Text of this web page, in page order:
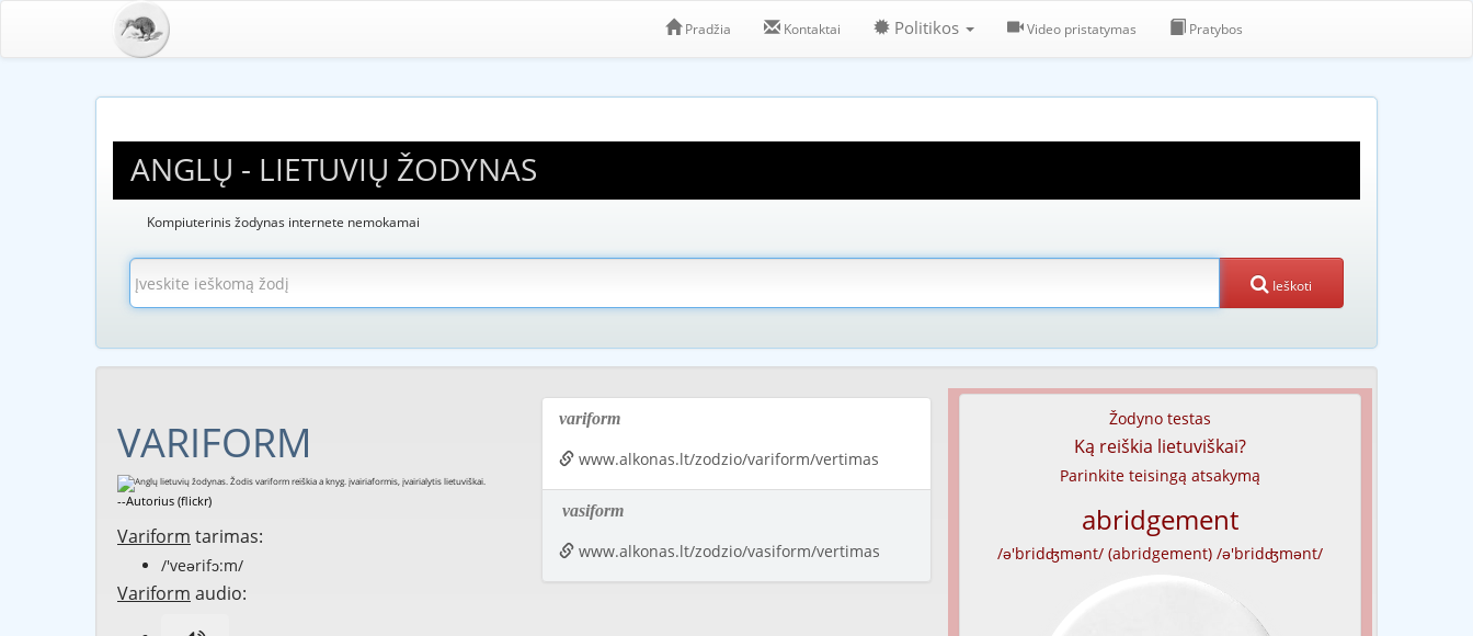
Pradžia Kontaktai Politikos Video pristatymas Pratybos
ANGLŲ - LIETUVIŲ ŽODYNAS
Kompiuterinis žodynas internete nemokamai
Ieškoti
VARIFORM
--Autorius (flickr)
Variform tarimas:
/'veərifɔ:m/
Variform audio:
variform
www.alkonas.lt/zodzio/variform/vertimas
vasiform
www.alkonas.lt/zodzio/vasiform/vertimas
Žodyno testas
Ką reiškia lietuviškai?
Parinkite teisingą atsakymą
abridgement
/ə'bridʤmənt/ (abridgement) /ə'bridʤmənt/